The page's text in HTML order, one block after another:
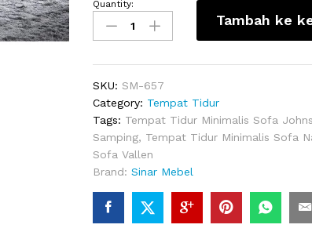
Tempat
Tidur
Minimalis
Samping
quantity
Quantity:
Tambah ke
SKU: SM-657
Category: Tempat Tidur
Tags: Tempat Tidur Minimalis Sofa
Samping, Tempat Tidur Minimalis Sofa
Sofa Vallen
Brand: Sinar Mebel